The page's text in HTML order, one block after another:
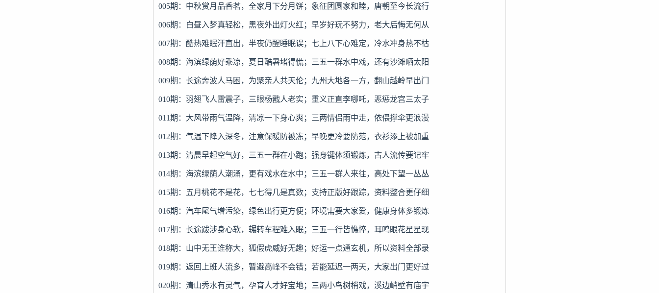
005期：中秋赏月品香茗，全家月下分月饼；象征团圆家和睦，唐朝至今长流行
006期：白昼入梦真轻松，黑夜外出灯火红；早岁好玩不努力，老大后悔无何从
007期：酷热难眠汗直出，半夜仍醒睡眠误；七上八下心难定，冷水冲身热不枯
008期：海滨绿荫好乘凉，夏日酷暑堵得慌；三五一群水中戏，还有沙滩晒太阳
009期：长途奔波人马困，为聚亲人共天伦；九州大地各一方，翻山越岭早出门
010期：羽翅飞人雷震子，三眼杨戬人老实；重义正直李哪吒，恶惩龙宫三太子
011期：大风带雨气温降，清凉一下身心爽；三两情侣雨中走，依偎撑伞更浪漫
012期：气温下降入深冬，注意保暖防被冻；早晚更冷要防范，衣衫添上被加重
013期：清晨早起空气好，三五一群在小跑；强身键体须锻炼，古人流传要记牢
014期：海滨绿荫人潮涌，更有戏水在水中；三五一群人来往，高处下望一丛丛
015期：五月桃花不是花，七七得几是真数；支持正版好跟踪，资料整合更仔细
016期：汽车尾气增污染，绿色出行更方便；环境需要大家爱，健康身体多锻炼
017期：长途跋涉身心软，辗转车程难入眠；三五一行皆憔悴，耳鸣眼花星星现
018期：山中无王谁称大，狐假虎威好无趣；好运一点通玄机，所以资料全部录
019期：返回上班人流多，暂避高峰不会错；若能延迟一两天，大家出门更好过
020期：清山秀水有灵气，孕育人才好宝地；三两小鸟树梢戏，溪边峭壁有庙宇